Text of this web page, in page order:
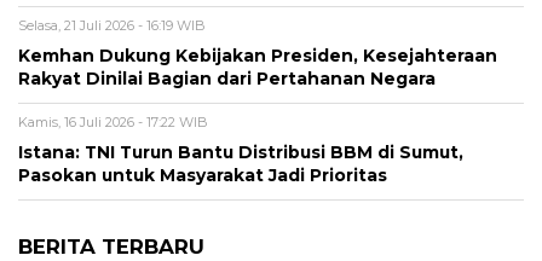
Selasa, 21 Juli 2026 - 16:19 WIB
Kemhan Dukung Kebijakan Presiden, Kesejahteraan
Rakyat Dinilai Bagian dari Pertahanan Negara
Kamis, 16 Juli 2026 - 17:22 WIB
Istana: TNI Turun Bantu Distribusi BBM di Sumut,
Pasokan untuk Masyarakat Jadi Prioritas
BERITA TERBARU